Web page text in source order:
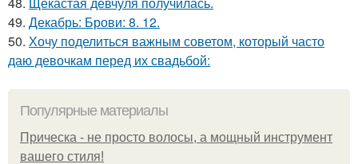
49. Декабрь: Брови: 8. 12.
50. Хочу поделиться важным советом, который часто
даю девочкам перед их свадьбой:
Популярные материалы
Прическа - не просто волосы, а мощный инструмент
вашего стиля!